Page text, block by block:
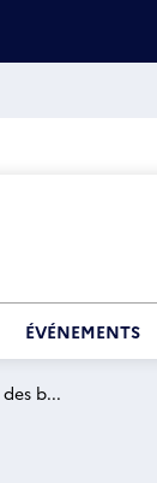
ÉVÉNEMENTS
b...